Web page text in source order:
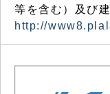
等を含む）及び
http://